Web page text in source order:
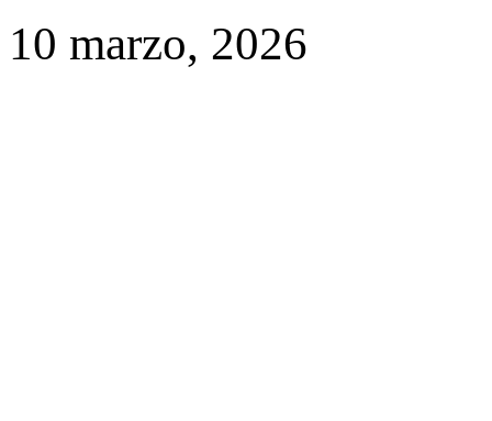
10 marzo, 2026